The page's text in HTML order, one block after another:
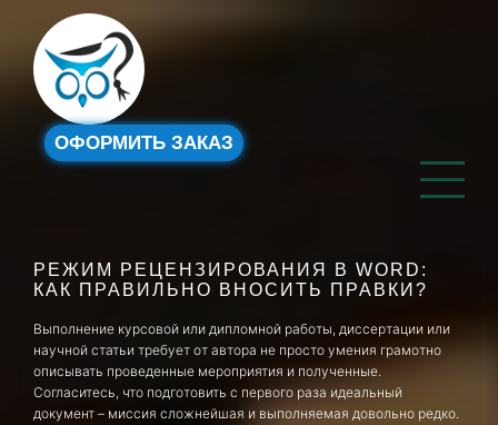
ОФОРМИТЬ ЗАКАЗ
РЕЖИМ РЕЦЕНЗИРОВАНИЯ В WORD:
КАК ПРАВИЛЬНО ВНОСИТЬ ПРАВКИ?
Выполнение курсовой или дипломной работы, диссертации или
научной статьи требует от автора не просто умения грамотно
описывать проведенные мероприятия и полученные.
Согласитесь, что подготовить с первого раза идеальный
документ – миссия сложнейшая и выполняемая довольно редко.